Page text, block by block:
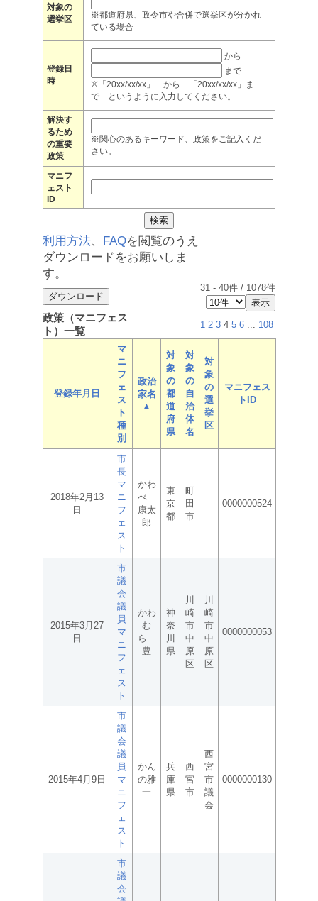
対象の
選挙区
※都道府県、政令市や合併で選挙区が分かれ
ている場合
登録日
時
から
まで
※「20xx/xx/xx」 から 「20xx/xx/xx」ま
で というように入力してください。
解決す
るため
の重要
政策
※関心のあるキーワード、政策をご記入くだ
さい。
マニフ
ェスト
ID
利用方法、 FAQを閲覧のうえ
ダウンロードをお願いしま
す。
31 - 40件 / 1078件
政策（マニフェス
ト）一覧
1 2 3 4 5 6 ... 108
登録年月日
マ
ニ
フ
ェ
ス
ト
種
別
政治
家名
▲
対
象
の
都
道
府
県
対
象
の
自
治
体
名
対
象
の
選
挙
区
マニフェス
トID
2018年2月13
日
市
長
マ
ニ
フ
ェ
ス
ト
かわ
べ
康太
郎
東
京
都
町
田
市
0000000524
2015年3月27
日
市
議
会
議
員
マ
ニ
フ
ェ
ス
ト
かわ
む
ら
豊
神
奈
川
県
川
崎
市
中
原
区
川
崎
市
中
原
区
0000000053
2015年4月9日
市
議
会
議
員
マ
ニ
フ
ェ
ス
ト
かん
の雅
一
兵
庫
県
西
宮
市
西
宮
市
議
会
0000000130
市
議
会